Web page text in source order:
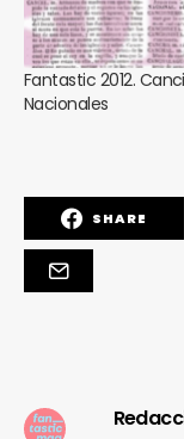
Fantastic 2012.
Nacionales
SHARE